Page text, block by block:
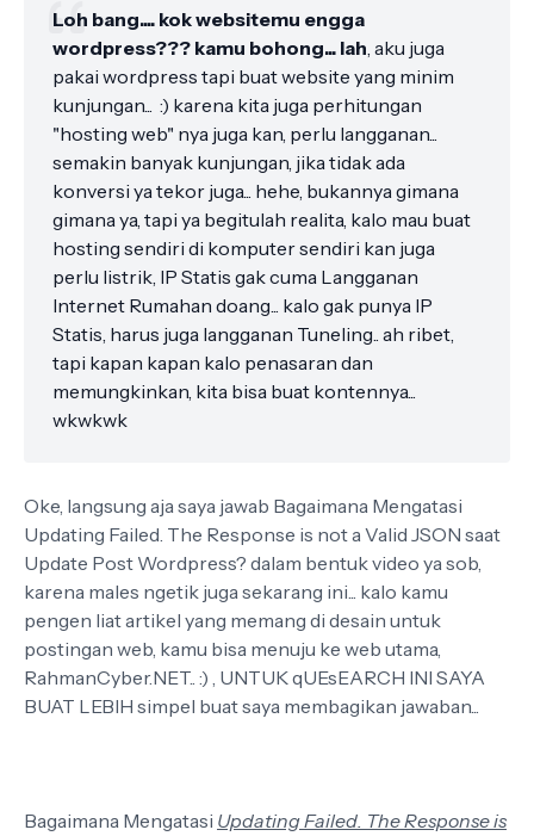
Loh bang.... kok websitemu engga
wordpress??? kamu bohong... lah, aku juga
pakai wordpress tapi buat website yang minim
kunjungan... :) karena kita juga perhitungan
"hosting web" nya juga kan, perlu langganan...
semakin banyak kunjungan, jika tidak ada
konversi ya tekor juga... hehe, bukannya gimana
gimana ya, tapi ya begitulah realita, kalo mau buat
hosting sendiri di komputer sendiri kan juga
perlu listrik, IP Statis gak cuma Langganan
Internet Rumahan doang... kalo gak punya IP
Statis, harus juga langganan Tuneling.. ah ribet,
tapi kapan kapan kalo penasaran dan
memungkinkan, kita bisa buat kontennya...
wkwkwk
Oke, langsung aja saya jawab Bagaimana Mengatasi
Updating Failed. The Response is not a Valid JSON saat
Update Post Wordpress? dalam bentuk video ya sob,
karena males ngetik juga sekarang ini... kalo kamu
pengen liat artikel yang memang di desain untuk
postingan web, kamu bisa menuju ke web utama,
RahmanCyber.NET.. :) , UNTUK qUEsEARCH INI SAYA
BUAT LEBIH simpel buat saya membagikan jawaban...
Bagaimana Mengatasi Updating Failed. The Response is